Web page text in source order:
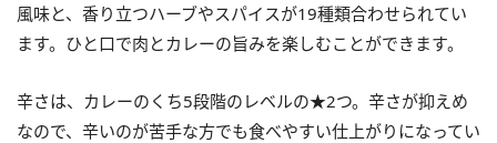
風味と、香り立つハーブやスパイスが19種類合わせられてい
ます。ひと口で肉とカレーの旨みを楽しむことができます。
辛さは、カレーのくち5段階のレベルの★2つ。辛さが抑えめ
なので、辛いのが苦手な方でも食べやすい仕上がりになってい